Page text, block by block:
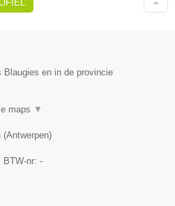
Blaugies en in de provincie
maps ▼
(Antwerpen)
, BTW-nr: -